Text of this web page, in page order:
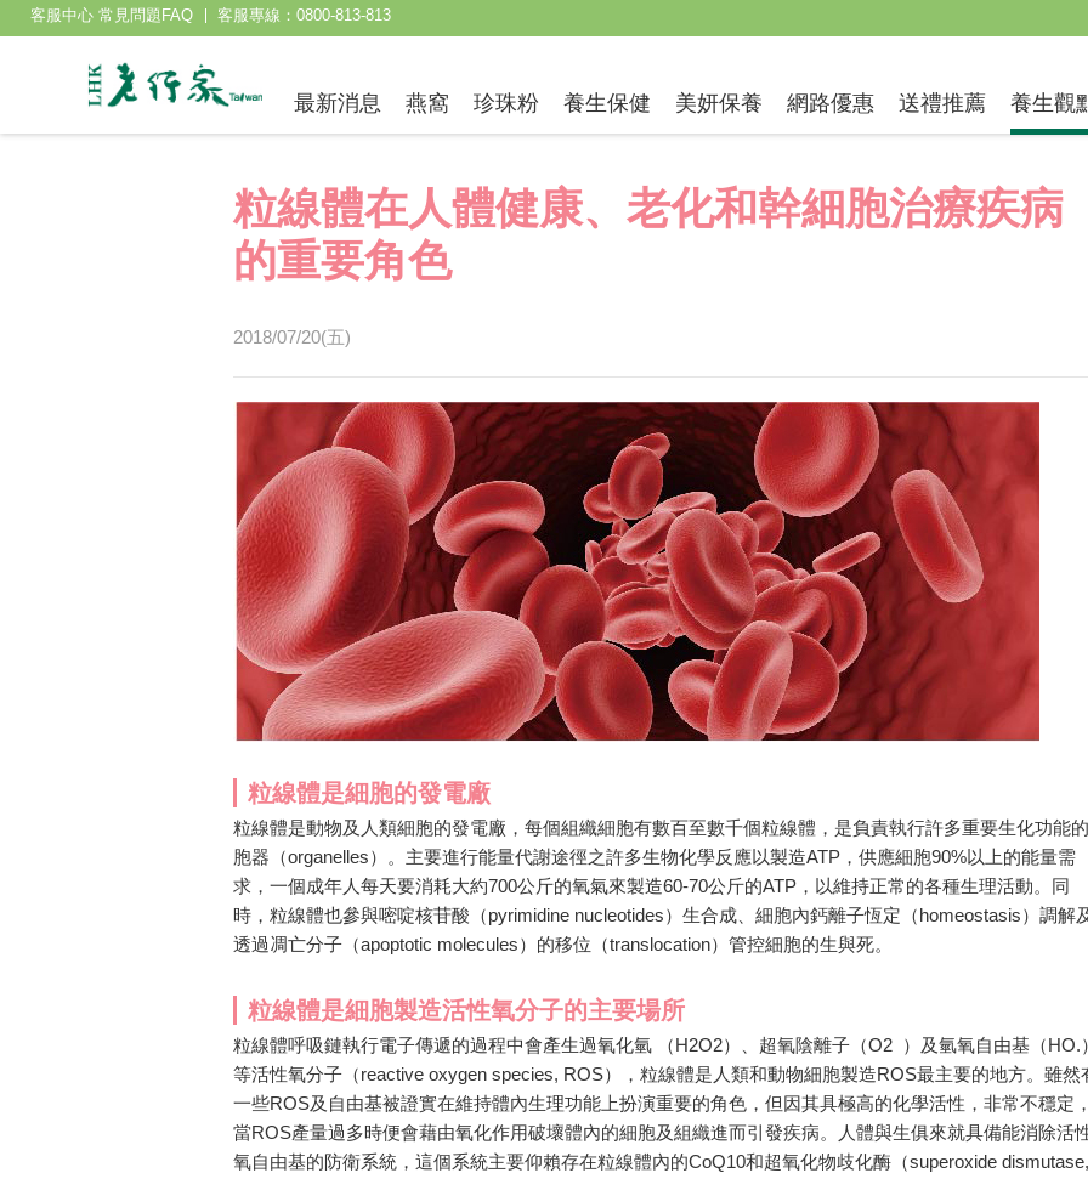
粒線體在人體健康、老化和幹細胞治療疾病
的重要角色
2018/07/20(五)
粒線體是細胞的發電廠
粒線體是動物及人類細胞的發電廠，每個組織細胞有數百至數千個粒線體，是負責執行許多重要生化功能的
胞器（organelles）。主要進行能量代謝途徑之許多生物化學反應以製造ATP，供應細胞90%以上的能量需
求，一個成年人每天要消耗大約700公斤的氧氣來製造60-70公斤的ATP，以維持正常的各種生理活動。同
時，粒線體也參與嘧啶核苷酸（pyrimidine nucleotides）生合成、細胞內鈣離子恆定（homeostasis）調解
透過凋亡分子（apoptotic molecules）的移位（translocation）管控細胞的生與死。
粒線體是細胞製造活性氧分子的主要場所
粒線體呼吸鏈執行電子傳遞的過程中會產生過氧化氫 （H2O2）、超氧陰離子（O2 ）及氫氧自由基（HO.）
等活性氧分子（reactive oxygen species, ROS），粒線體是人類和動物細胞製造ROS最主要的地方。雖然
一些ROS及自由基被證實在維持體內生理功能上扮演重要的角色，但因其具極高的化學活性，非常不穩定，
當ROS產量過多時便會藉由氧化作用破壞體內的細胞及組織進而引發疾病。人體與生俱來就具備能消除活
氧自由基的防衛系統，這個系統主要仰賴存在粒線體內的CoQ10和超氧化物歧化酶（superoxide
最新消息 燕窩 珍珠粉 養生保健 美妍保養 網路優惠 送禮推薦 養生觀
客服中心 常見問題FAQ 客服專線：0800-813-813